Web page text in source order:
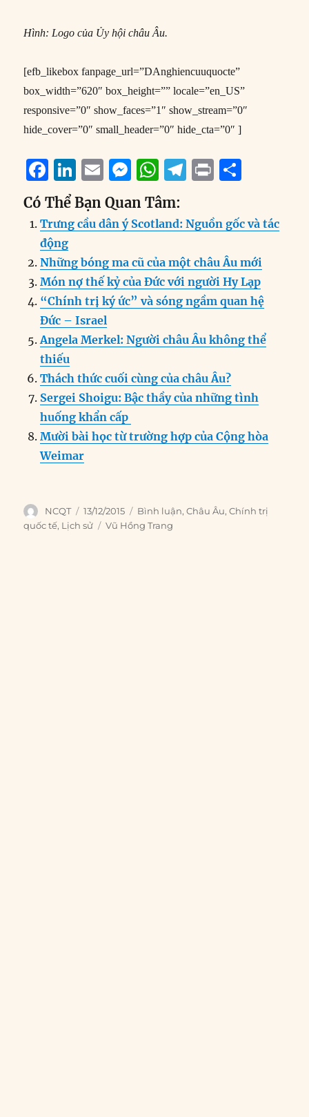
Hình: Logo của Ủy hội châu Âu.
[efb_likebox fanpage_url=”DAnghiencuuquocte”
box_width=”620″ box_height=”” locale=”en_US”
responsive=”0″ show_faces=”1″ show_stream=”0″
hide_cover=”0″ small_header=”0″ hide_cta=”0″ ]
F
a
c
e
b
o
o
k
Li
n
k
e
d
I
n
E
m
ai
l
M
ss
e
n
g
er
W
h
at
s
A
p
p
T
e
g
r
a
m
P
n
t
re
Có Thể Bạn Quan Tâm:
Trưng cầu dân ý Scotland: Nguồn gốc và tác
động
Những bóng ma cũ của một châu Âu mới
Món nợ thế kỷ của Đức với người Hy Lạp
“Chính trị ký ức” và sóng ngầm quan hệ
Đức – Israel
Angela Merkel: Người châu Âu không thể
thiếu
Thách thức cuối cùng của châu Âu?
Sergei Shoigu: Bậc thầy của những tình
huống khẩn cấp
Mười bài học từ trường hợp của Cộng hòa
Weimar
Author
NCQT
Posted
on
13/12/2015 Categories
Bình luận,Châu Âu,Chính trị
quốc tế, Lịch sử Tags
Vũ Hồng Trang